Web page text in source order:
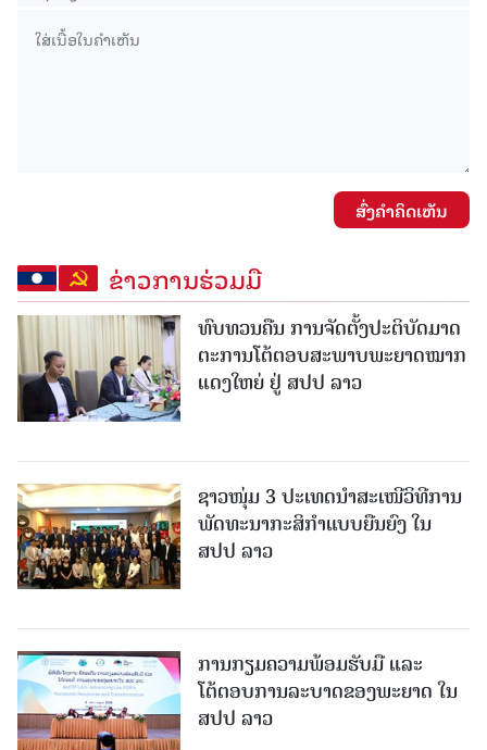
ສົ່ງຄໍາຄິດເຫັນ
ຂ່າວການຮ່ວມມື
ທົບທວນຄືນ ການຈັດຕັ້ງປະຕິບັດມາດ
ຕະການໂຕ້ຕອບສະພາບພະຍາດໝາກ
ແດງໃຫຍ່ ຢູ່ ສປປ ລາວ
ຊາວໜຸ່ມ 3 ປະເທດນຳສະເໜີວິທີການ
ພັດທະນາກະສິກຳແບບຍືນຍົງ ໃນ
ສປປ ລາວ
ການກຽມຄວາມພ້ອມຮັບມື ແລະ
ໂຕ້ຕອບການລະບາດຂອງພະຍາດ ໃນ
ສປປ ລາວ